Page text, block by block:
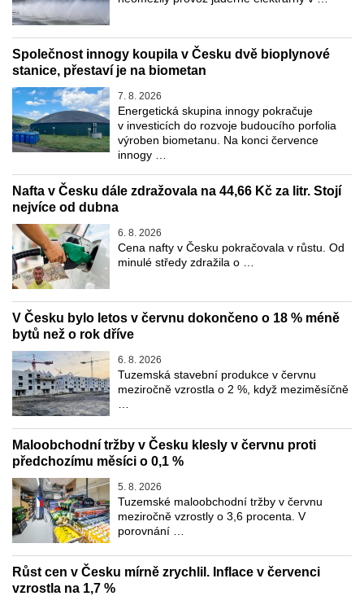
Společnost innogy koupila v Česku dvě bioplynové
stanice, přestaví je na biometan
7. 8. 2026
Energetická skupina innogy pokračuje
v investicích do rozvoje budoucího porfolia
výroben biometanu. Na konci července
innogy …
Nafta v Česku dále zdražovala na 44,66 Kč za litr. Stojí
nejvíce od dubna
6. 8. 2026
Cena nafty v Česku pokračovala v růstu. Od
minulé středy zdražila o …
V Česku bylo letos v červnu dokončeno o 18 % méně
bytů než o rok dříve
6. 8. 2026
Tuzemská stavební produkce v červnu
meziročně vzrostla o 2 %, když meziměsíčně
Maloobchodní tržby v Česku klesly v červnu proti
předchozímu měsíci o 0,1 %
5. 8. 2026
Tuzemské maloobchodní tržby v červnu
meziročně vzrostly o 3,6 procenta. V
porovnání …
Růst cen v Česku mírně zrychlil. Inflace v červenci
vzrostla na 1,7 %